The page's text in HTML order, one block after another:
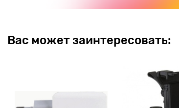
Вас может заинтересовать: